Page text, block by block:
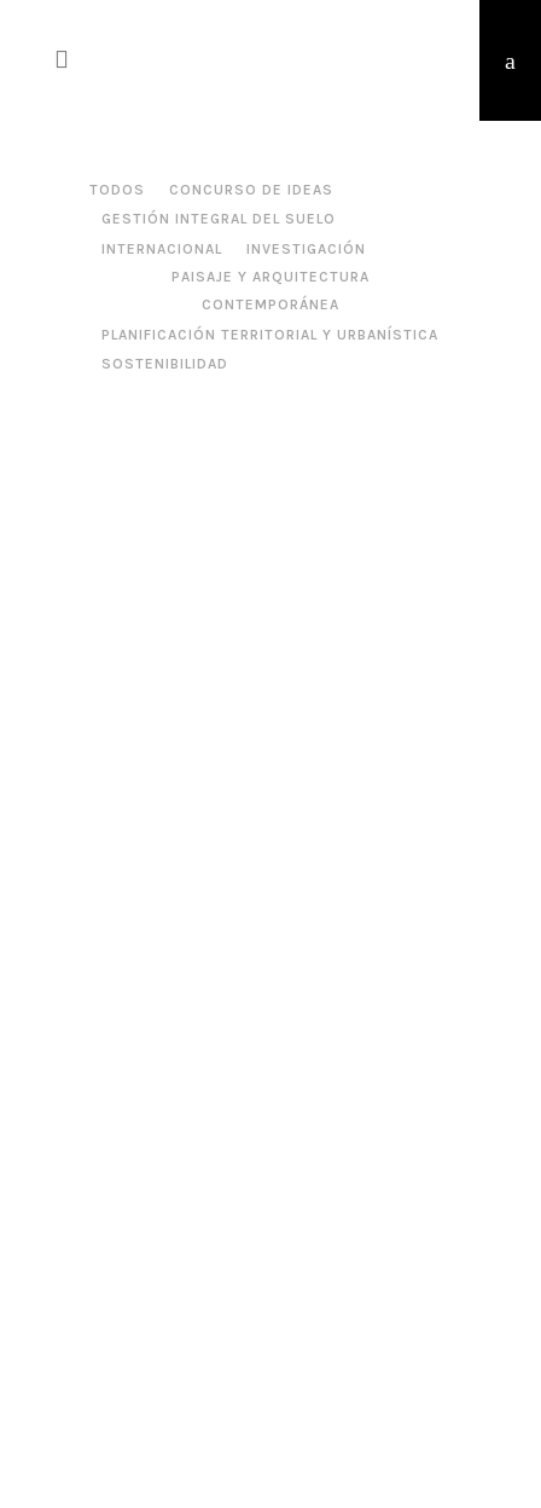
TODOS
CONCURSO DE IDEAS
GESTIÓN INTEGRAL DEL SUELO
INTERNACIONAL
INVESTIGACIÓN
PAISAJE Y ARQUITECTURA
CONTEMPORÁNEA
PLANIFICACIÓN TERRITORIAL Y URBANÍSTICA
SOSTENIBILIDAD